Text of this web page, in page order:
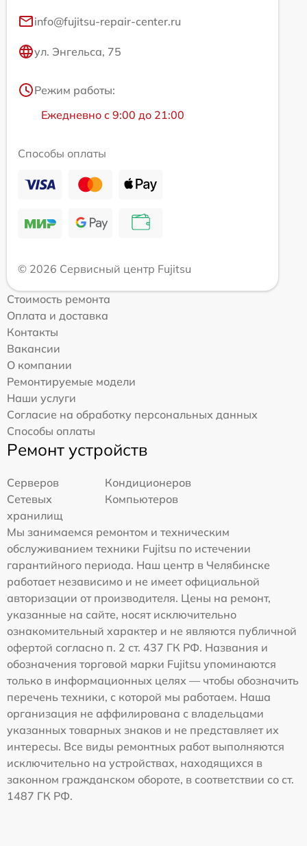
info@fujitsu-repair-center.ru
ул. Энгельса, 75
Режим работы:
Ежедневно с 9:00 до 21:00
Способы оплаты
© 2026 Сервисный центр Fujitsu
Стоимость ремонта
Оплата и доставка
Контакты
Вакансии
О компании
Ремонтируемые модели
Наши услуги
Согласие на обработку персональных данных
Способы оплаты
Ремонт устройств
Серверов
Кондиционеров
Сетевых
хранилищ
Компьютеров
Мы занимаемся ремонтом и техническим
обслуживанием техники Fujitsu по истечении
гарантийного периода. Наш центр в Челябинске
работает независимо и не имеет официальной
авторизации от производителя. Цены на ремонт,
указанные на сайте, носят исключительно
ознакомительный характер и не являются публичной
офертой согласно п. 2 ст. 437 ГК РФ. Названия и
обозначения торговой марки Fujitsu упоминаются
только в информационных целях — чтобы обозначить
перечень техники, с которой мы работаем. Наша
организация не аффилирована с владельцами
указанных товарных знаков и не представляет их
интересы. Все виды ремонтных работ выполняются
исключительно на устройствах, находящихся в
законном гражданском обороте, в соответствии со ст.
1487 ГК РФ.